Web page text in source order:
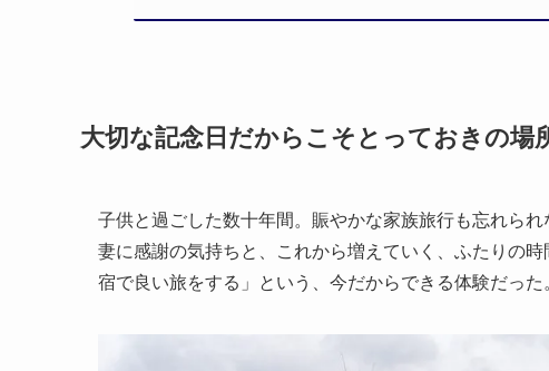
大切な記念日だからこそとっておきの場
子供と過ごした数十年間。賑やかな家族旅行も忘れら
妻に感謝の気持ちと、これから増えていく、ふたりの
宿で良い旅をする」という、今だからできる体験だった